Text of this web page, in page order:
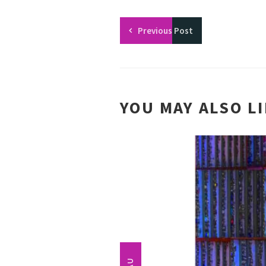
Previous Post
YOU MAY ALSO